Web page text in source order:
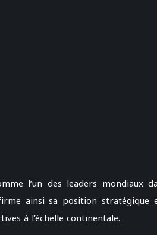
l’un des leaders mondiaux
ainsi sa position stratégique
à l’échelle continentale.